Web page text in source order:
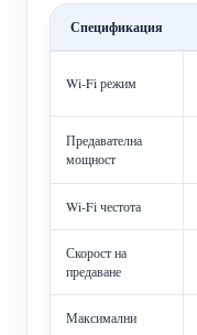
Спецификация
Wi-Fi режим
Предавателна
мощност
Wi-Fi честота
Скорост на
предаване
Максимални